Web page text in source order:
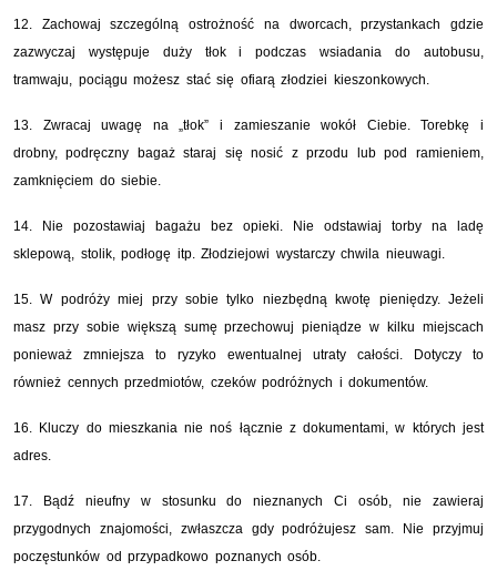
12. Zachowaj szczególną ostrożność na dworcach, przystankach gdzie
zazwyczaj występuje duży tłok i podczas wsiadania do autobusu,
tramwaju, pociągu możesz stać się ofiarą złodziei kieszonkowych.
13. Zwracaj uwagę na „tłok” i zamieszanie wokół Ciebie. Torebkę i
drobny, podręczny bagaż staraj się nosić z przodu lub pod ramieniem,
zamknięciem do siebie.
14. Nie pozostawiaj bagażu bez opieki. Nie odstawiaj torby na ladę
sklepową, stolik, podłogę itp. Złodziejowi wystarczy chwila nieuwagi.
15. W podróży miej przy sobie tylko niezbędną kwotę pieniędzy. Jeżeli
masz przy sobie większą sumę przechowuj pieniądze w kilku miejscach
ponieważ zmniejsza to ryzyko ewentualnej utraty całości. Dotyczy to
również cennych przedmiotów, czeków podróżnych i dokumentów.
16. Kluczy do mieszkania nie noś łącznie z dokumentami, w których jest
adres.
17. Bądź nieufny w stosunku do nieznanych Ci osób, nie zawieraj
przygodnych znajomości, zwłaszcza gdy podróżujesz sam. Nie przyjmuj
poczęstunków od przypadkowo poznanych osób.